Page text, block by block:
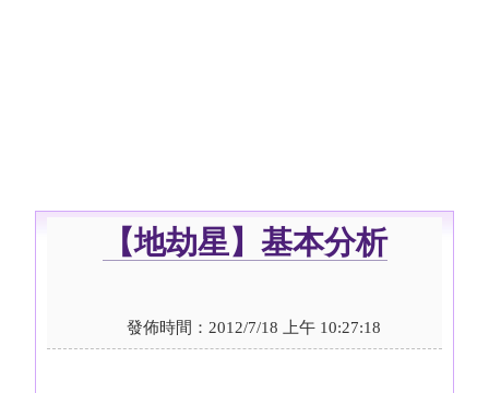
【地劫星】基本分析
發佈時間：2012/7/18 上午 10:27:18